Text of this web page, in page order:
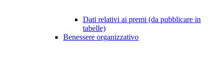
Dati relativi ai premi (da pubblicare in
tabelle)
Benessere organizzativo